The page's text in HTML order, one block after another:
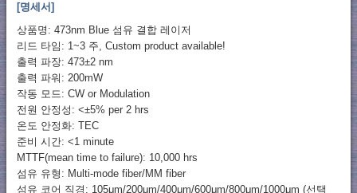
[명세서]
상품명: 473nm Blue 섬유 결합 레이저
리드 타임: 1~3 주, Custom product available!
출력 파장: 473±2 nm
출력 파워: 200mW
작동 모드: CW or Modulation
전원 안정성: <±5% per 2 hrs
온도 안정화: TEC
준비 시간: <1 minute
MTTF(mean time to failure): 10,000 hrs
섬유 유형: Multi-mode fiber/MM fiber
섬유 코어 직경: 105μm/200μm/400μm/600μm/800μm/1000μm (선택